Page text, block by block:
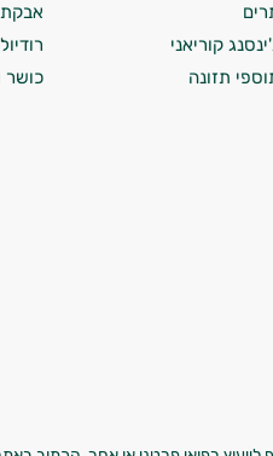
אבקת
קוריאני
תזונה
כושר